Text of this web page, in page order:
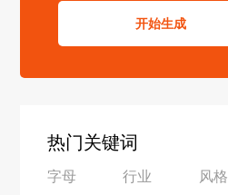
开始生成
热门关键词
字母 行业
风格